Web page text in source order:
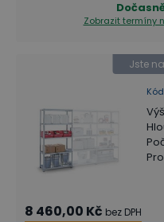
Zobrazit termíny
Kód
Jste
8 460,00 Kč bez DPH